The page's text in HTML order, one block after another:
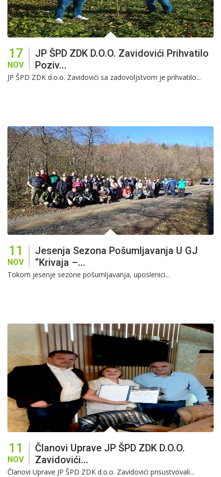
17
NOV
JP ŠPD ZDK D.o.o. Zavidovići Prihvatilo
Poziv...
JP ŠPD ZDK d.o.o. Zavidovići sa zadovoljstvom je prihvatilo...
11
NOV
Jesenja Sezona Pošumljavanja U GJ
“Krivaja –...
Tokom jesenje sezone pošumljavanja, uposlenici...
11
NOV
Članovi Uprave JP ŠPD ZDK D.o.o.
Zavidovići...
Članovi Uprave JP ŠPD ZDK d.o.o. Zavidovići prisustvovali...